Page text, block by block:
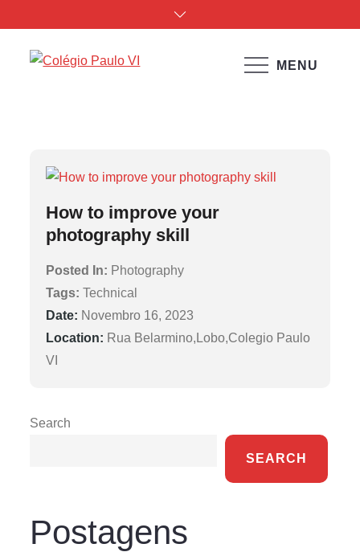
to
content
Colégio Paulo VIMENU
Event Category:
How to improve your
photography skill
Posted In: Photography
Tags:Technical
Date: Novembro 16, 2023
Location: Rua Belarmino,Lobo,Colegio Paulo
VI
Search
SEARCH
Postagens